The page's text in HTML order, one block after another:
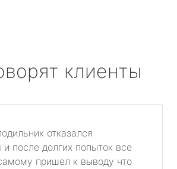
клиенты
отказался
и после долгих попыток все
пришел к выводу что